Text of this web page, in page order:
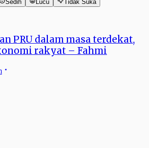
Sedih Lucu Tidak Suka
PRU dalam masa terdekat,
rakyat – Fahmi